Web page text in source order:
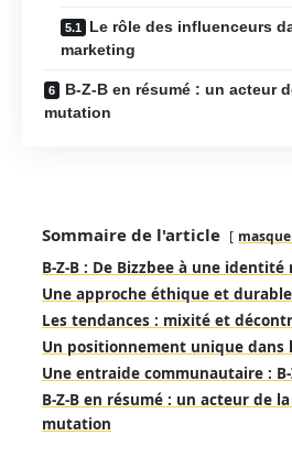
Le rôle des influenceurs
marketing
B-Z-B en résumé : un acteur
mutation
Sommaire de l'article
B-Z-B : De Bizzbee à une identité
Une approche éthique et
Les tendances : mixité et
Un positionnement unique dans
Une entraide communautaire :
B-Z-B en résumé : un acteur de
mutation